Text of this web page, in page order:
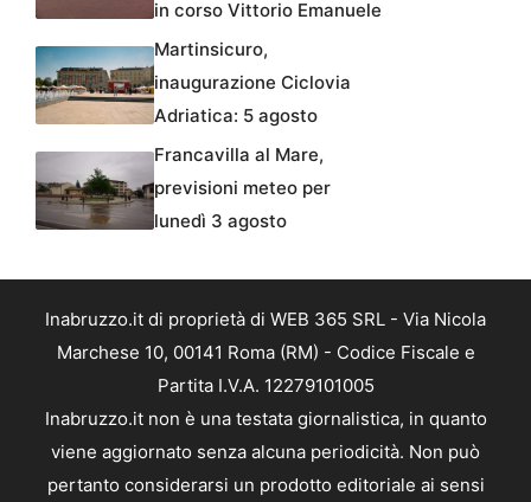
in corso Vittorio Emanuele
Martinsicuro,
inaugurazione Ciclovia
Adriatica: 5 agosto
Francavilla al Mare,
previsioni meteo per
lunedì 3 agosto
Inabruzzo.it di proprietà di WEB 365 SRL - Via Nicola
Marchese 10, 00141 Roma (RM) - Codice Fiscale e
Partita I.V.A. 12279101005
Inabruzzo.it non è una testata giornalistica, in quanto
viene aggiornato senza alcuna periodicità. Non può
pertanto considerarsi un prodotto editoriale ai sensi